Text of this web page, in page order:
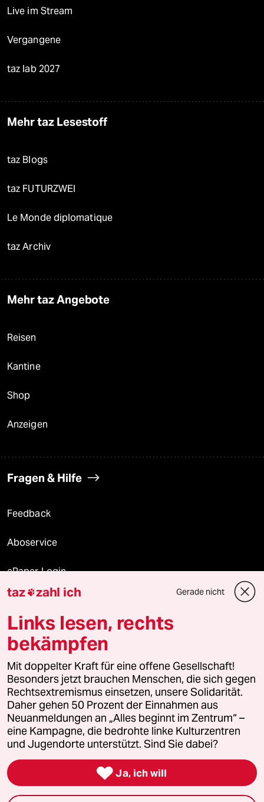
Live im Stream
Vergangene
taz lab 2027
Mehr taz Lesestoff
taz Blogs
taz FUTURZWEI
Le Monde diplomatique
taz Archiv
Mehr taz Angebote
Reisen
Kantine
Shop
Anzeigen
Fragen & Hilfe
Feedback
Aboservice
ePaper Login
Downloads für Abonnierende
© 2026 taz Verlags und Vertriebs GmbH
Alle Rechte vorbehalten. Bei rechtlichen Fragen oder für Genehmigungen
wenden Sie sich bitte an
lizenzen@taz.de
Feedback Redaktionsstatut Kommune-Richtlinien
Leitlinie Informant Datenschutz Impressum AGB
Seitenwende Einwilligungen widerrufen (Ads)
taz zahl ich Gerade nicht
Links lesen, rechts
bekämpfen
Mit doppelter Kraft für eine offene Gesellschaft!
Besonders jetzt brauchen Menschen, die sich gegen
Rechtsextremismus einsetzen, unsere Solidarität.
Daher gehen 50 Prozent der Einnahmen aus
Neuanmeldungen an „Alles beginnt im Zentrum“ –
eine Kampagne, die bedrohte linke Kulturzentren
und Jugendorte unterstützt. Sind Sie dabei?
 Ja, ich will